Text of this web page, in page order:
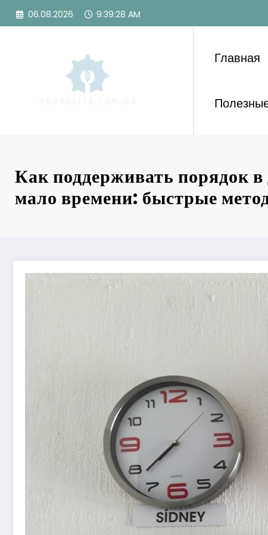
Перейти
06.08.2026 9:39:29 AM
Главная
Как поддерживать порядок в
мало времени: быстрые